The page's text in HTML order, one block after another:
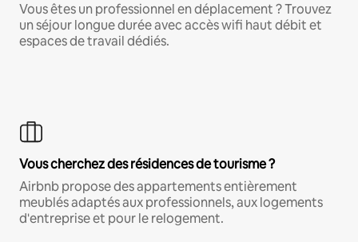
Vous êtes un professionnel en déplacement ? Trouvez
un séjour longue durée avec accès wifi haut débit et
espaces de travail dédiés.
Vous cherchez des résidences de tourisme ?
Airbnb propose des appartements entièrement
meublés adaptés aux professionnels, aux logements
d'entreprise et pour le relogement.